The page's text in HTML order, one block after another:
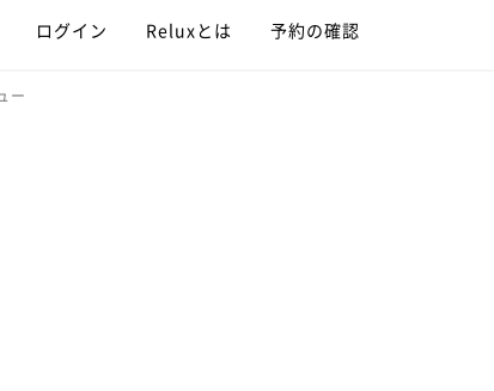
ログイン Reluxとは 予約の確認
ー